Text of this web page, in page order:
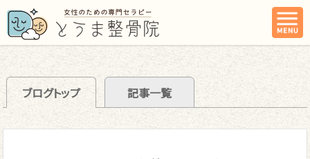
ブログトップ 記事一覧